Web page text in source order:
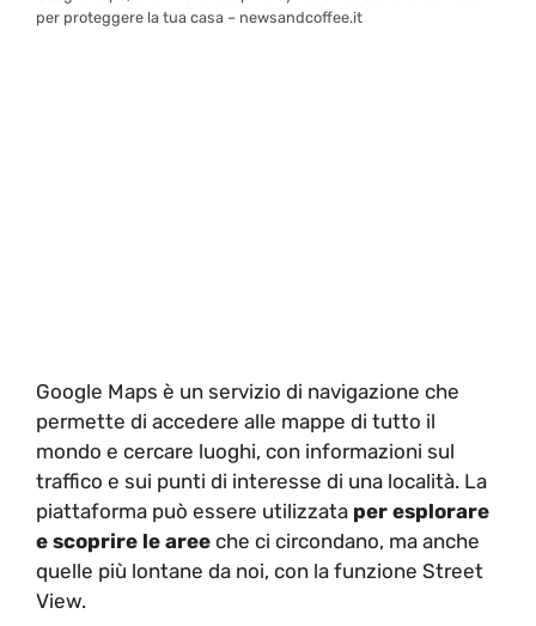
per proteggere la tua casa – newsandcoffee.it
Google Maps è un servizio di navigazione che
permette di accedere alle mappe di tutto il
mondo e cercare luoghi, con informazioni sul
traffico e sui punti di interesse di una località. La
piattaforma può essere utilizzata per esplorare
e scoprire le aree che ci circondano, ma anche
quelle più lontane da noi, con la funzione Street
View.